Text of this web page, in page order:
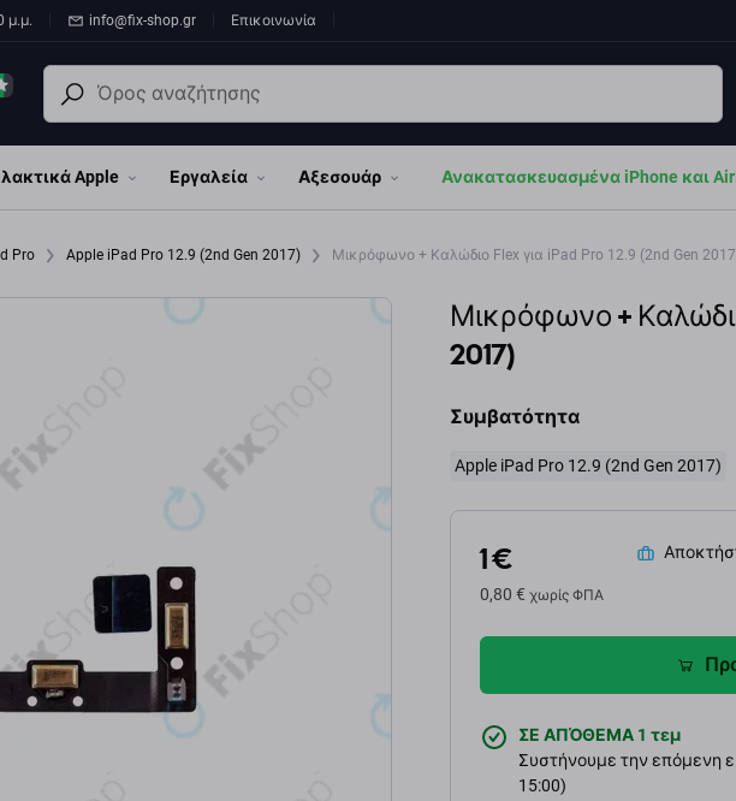
μ.μ. info@fix-shop.gr Επικοινωνία
Apple Εργαλεία Αξεσουάρ Ανακατασκευασμένα iPhone και
Pro Apple iPad Pro 12.9 (2nd Gen 2017) Μικρόφωνο + Καλώδιο Flex για iPad Pro 12.9 (2nd Gen
Μικρόφωνο +
2017)
Συμβατότητα
Apple iPad Pro 12.9 (2nd Gen 2017)
1 €
0,80 € χωρίς ΦΠΑ
ΣΕ ΑΠΌΘΕΜΑ 1 τεμ
Συστήνουμε την επόμενη
15:00)